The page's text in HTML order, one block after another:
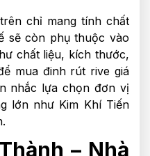
chỉ mang tính chất
sẽ còn phụ thuộc vào
chất liệu, kích thước,
mua đinh rút rive giá
nhắc lựa chọn đơn vị
lớn như Kim Khí Tiến
– Nhà